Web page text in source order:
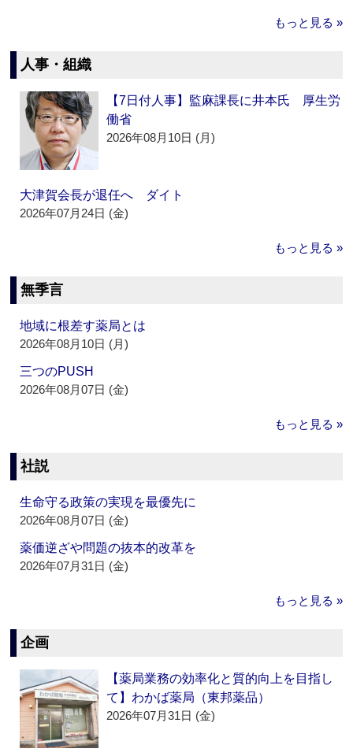
もっと見る »
人事・組織
【7日付人事】監麻課長に井本氏 厚生労
働省
2026年08月10日 (月)
大津賀会長が退任へ ダイト
2026年07月24日 (金)
もっと見る »
無季言
地域に根差す薬局とは
2026年08月10日 (月)
三つのPUSH
2026年08月07日 (金)
もっと見る »
社説
生命守る政策の実現を最優先に
2026年08月07日 (金)
薬価逆ざや問題の抜本的改革を
2026年07月31日 (金)
もっと見る »
企画
【薬局業務の効率化と質的向上を目指し
て】わかば薬局（東邦薬品）
2026年07月31日 (金)